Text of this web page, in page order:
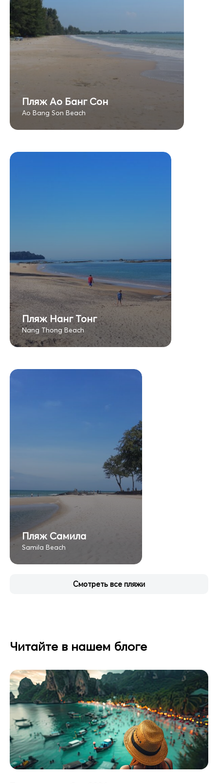
Пляж Ао Банг Сон
Ao Bang Son Beach
Пляж Нанг Тонг
Nang Thong Beach
Пляж Самила
Samila Beach
Смотреть все пляжи
Читайте в нашем блоге